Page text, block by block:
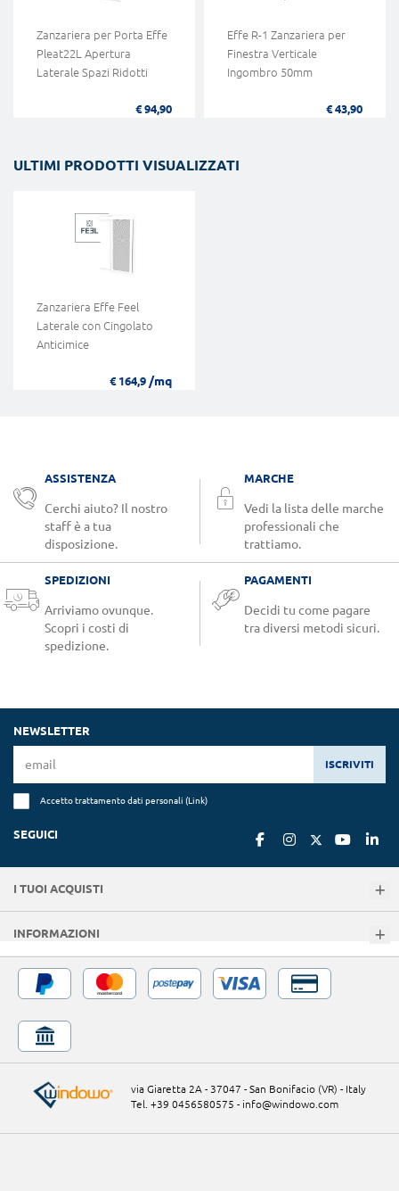
Zanzariera per Porta Effe
Pleat22L Apertura
Laterale Spazi Ridotti
€ 94,90
Effe R-1 Zanzariera per
Finestra Verticale
Ingombro 50mm
€ 43,90
ULTIMI PRODOTTI VISUALIZZATI
Zanzariera Effe Feel
Laterale con Cingolato
Anticimice
€ 164,9 /mq
ASSISTENZA
Cerchi aiuto? Il nostro
staff è a tua
disposizione.
MARCHE
Vedi la lista delle marche
professionali che
trattiamo.
SPEDIZIONI
Arriviamo ovunque.
Scopri i costi di
spedizione.
PAGAMENTI
Decidi tu come pagare
tra diversi metodi sicuri.
NEWSLETTER
ISCRIVITI
Accetto trattamento dati personali (Link)
SEGUICI
I TUOI ACQUISTI
INFORMAZIONI
via Giaretta 2A - 37047 - San Bonifacio (VR) - Italy
Tel. +39 0456580575 - info@windowo.com